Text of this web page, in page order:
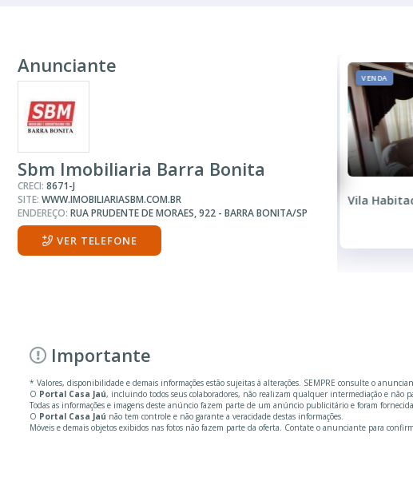
Anunciante
Sbm Imobiliaria Barra Bonita
CRECI: 8671-J
SITE: WWW.IMOBILIARIASBM.COM.BR
ENDEREÇO: RUA PRUDENTE DE MORAES, 922 - BARRA BONITA/SP
VER TELEFONE
Vila Narcisa
VENDA
Vila
Importante
* Valores, disponibilidade e demais informações estão sujeitas à alterações. SEMPRE consulte o
O Portal Casa Jaú, incluindo todos seus colaboradores, não realizam qualquer intermediação e não
Todas as informações e imagens deste anúncio fazem parte de um anúncio publicitário e foram
O Portal Casa Jaú não tem controle e não garante a veracidade destas informações.
Móveis e demais objetos exibidos nas fotos não fazem parte da oferta. Contate o anunciante para